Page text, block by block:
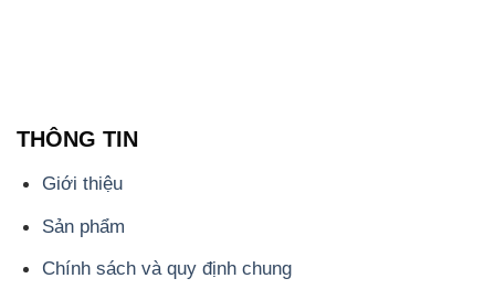
THÔNG TIN
Giới thiệu
Sản phẩm
Chính sách và quy định chung